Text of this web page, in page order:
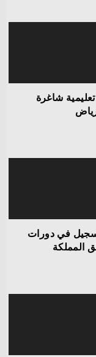
شاغرة
في دورات
المملكة